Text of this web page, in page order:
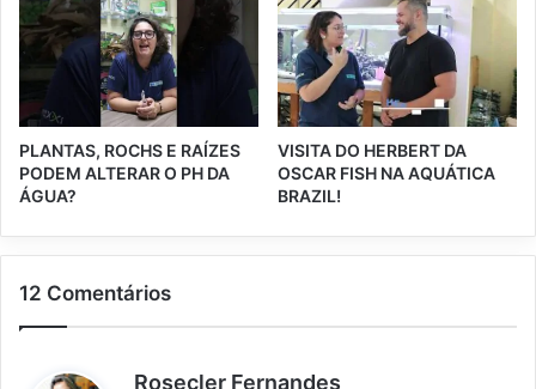
PLANTAS, ROCHS E RAÍZES
PODEM ALTERAR O PH DA
ÁGUA?
VISITA DO HERBERT DA
OSCAR FISH NA AQUÁTICA
BRAZIL!
12 Comentários
Rosecler Fernandes